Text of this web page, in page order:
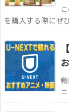
を購入する際にぜ